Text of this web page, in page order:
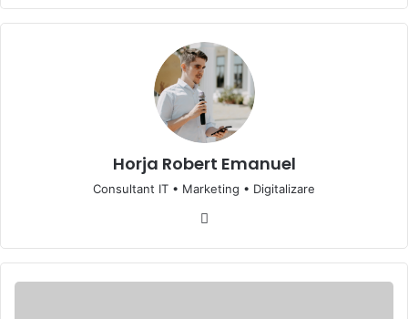
Horja Robert Emanuel
Consultant IT • Marketing • Digitalizare